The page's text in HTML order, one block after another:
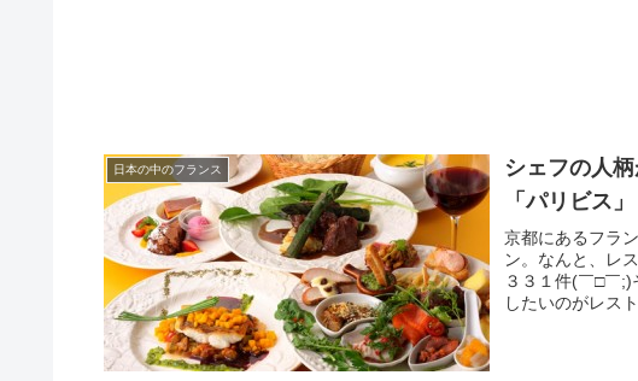
日本の中のフランス
シェフの人
「パリビス」
京都にあるフラ
ン。なんと、レ
３３１件(￣□￣
したいのがレス